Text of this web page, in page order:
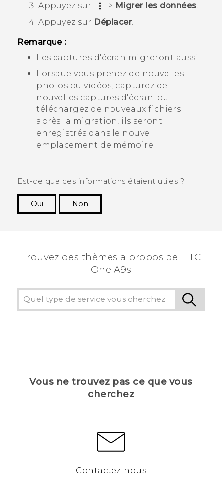
Appuyez sur
> Migrer les données
Appuyez sur Déplacer.
Remarque :
Les captures d'écran migreront aussi.
Lorsque vous prenez de nouvelles
photos ou vidéos, capturez de
nouvelles captures d'écran, ou
téléchargez de nouveaux fichiers
après la migration, ils seront
enregistrés dans le nouvel
emplacement de mémoire.
Est-ce que ces informations étaient utiles ?
Oui
Non
Trouvez des thèmes a propos de HTC
One A9s
Vous ne trouvez pas ce que vous
cherchez
Contactez-nous